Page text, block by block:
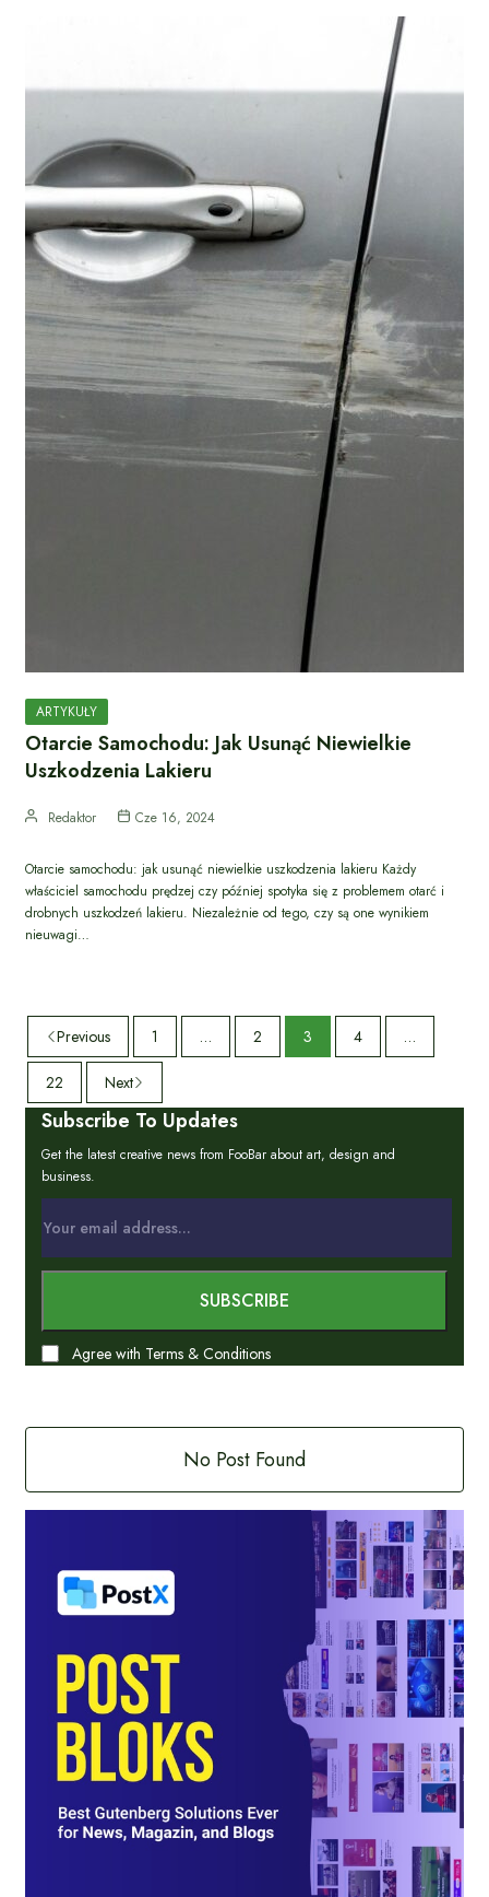
ARTYKUŁY
Otarcie Samochodu: Jak Usunąć Niewielkie
Uszkodzenia Lakieru
Redaktor Cze 16, 2024
Otarcie samochodu: jak usunąć niewielkie uszkodzenia lakieru Każdy
właściciel samochodu prędzej czy później spotyka się z problemem otarć i
drobnych uszkodzeń lakieru. Niezależnie od tego, czy są one wynikiem
nieuwagi…
Previous 1 … 2 3 4 …
22 Next
Subscribe To Updates
Get the latest creative news from FooBar about art, design and
business.
Agree with Terms & Conditions
No Post Found